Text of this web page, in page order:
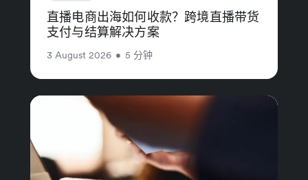
直播电商出海如何收款？跨境直播带货
支付与结算解决方案
3 August 2026 • 5 分钟